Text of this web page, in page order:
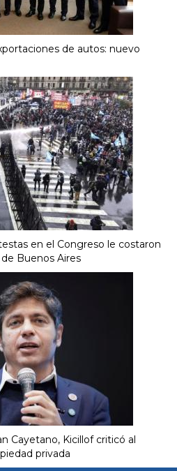
de autos: nuevo
en el Congreso le costaron
Buenos Aires
Cayetano, Kicillof criticó al
privada